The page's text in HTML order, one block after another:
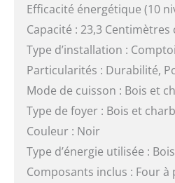
Efficacité énergétique (10
Capacité : 23,3 Centimètres
Type d’installation :
Particularités : Durabilité,
Mode de cuisson : Bois et
Type de foyer : Bois et
Couleur : Noir
Type d’énergie utilisée : Bois
Composants inclus : Four à